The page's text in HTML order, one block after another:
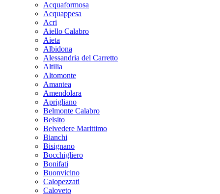
Acquaformosa
Acquappesa
Acri
Aiello Calabro
Aieta
Albidona
Alessandria del Carretto
Altilia
Altomonte
Amantea
Amendolara
Aprigliano
Belmonte Calabro
Belsito
Belvedere Marittimo
Bianchi
Bisignano
Bocchigliero
Bonifati
Buonvicino
Calopezzati
Caloveto